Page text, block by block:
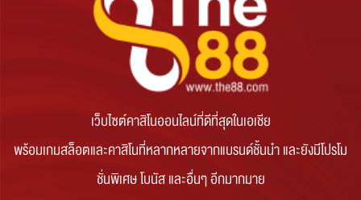
เว็บไซต์คาสิโนออนไลน์ที่ดีที่สุดในเอเชีย
พร้อมเกมสล็อตและคาสิโนที่หลากหลายจากแบรนด์ชั้นนำ และยังมีโปรโม
ชั่นพิเศษ โบนัส และอื่นๆ อีกมากมาย